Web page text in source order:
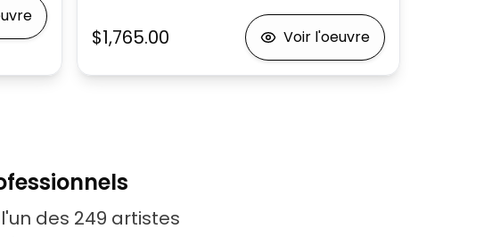
$1,765.00 Voir l'oeuvre
des 249 artistes